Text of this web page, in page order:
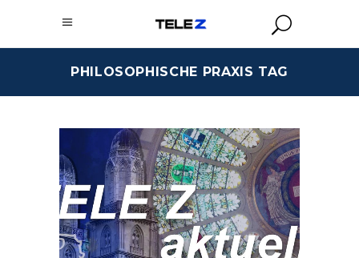
PHILOSOPHISCHE PRAXIS TAG